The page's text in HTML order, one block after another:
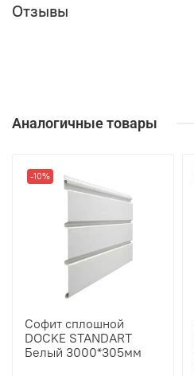
Отзывы
Аналогичные товары
-10%
Софит сплошной
DOCKE STANDART
Белый 3000*305мм